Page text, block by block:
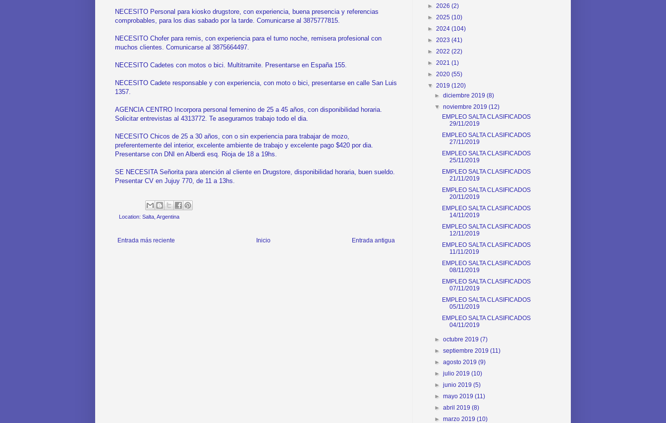
NECESITO Personal para kiosko drugstore, con experiencia, buena presencia y referencias
comprobables, para los dias sabado por la tarde. Comunicarse al 3875777815.
NECESITO Chofer para remis, con experiencia para el turno noche, remisera profesional con
muchos clientes. Comunicarse al 3875664497.
NECESITO Cadetes con motos o bici. Multitramite. Presentarse en España 155.
NECESITO Cadete responsable y con experiencia, con moto o bici, presentarse en calle San Luis
1357.
AGENCIA CENTRO Incorpora personal femenino de 25 a 45 años, con disponibilidad horaria.
Solicitar entrevistas al 4313772. Te aseguramos trabajo todo el dia.
NECESITO Chicos de 25 a 30 años, con o sin experiencia para trabajar de mozo,
preferentemente del interior, excelente ambiente de trabajo y excelente pago $420 por dia.
Presentarse con DNI en Alberdi esq. Rioja de 18 a 19hs.
SE NECESITA Señorita para atención al cliente en Drugstore, disponibilidad horaria, buen sueldo.
Presentar CV en Jujuy 770, de 11 a 13hs.
Location: Salta, Argentina
Entrada más reciente Entrada antigua
Inicio
► 2026 (2)
► 2025 (10)
► 2024 (104)
► 2023 (41)
► 2022 (22)
► 2021 (1)
► 2020 (55)
▼ 2019 (120)
►diciembre 2019(8)
▼noviembre 2019(12)
EMPLEO SALTA CLASIFICADOS
29/11/2019
EMPLEO SALTA CLASIFICADOS
27/11/2019
EMPLEO SALTA CLASIFICADOS
25/11/2019
EMPLEO SALTA CLASIFICADOS
21/11/2019
EMPLEO SALTA CLASIFICADOS
20/11/2019
EMPLEO SALTA CLASIFICADOS
14/11/2019
EMPLEO SALTA CLASIFICADOS
12/11/2019
EMPLEO SALTA CLASIFICADOS
11/11/2019
EMPLEO SALTA CLASIFICADOS
08/11/2019
EMPLEO SALTA CLASIFICADOS
07/11/2019
EMPLEO SALTA CLASIFICADOS
05/11/2019
EMPLEO SALTA CLASIFICADOS
04/11/2019
►octubre 2019(7)
►septiembre 2019(11)
►agosto 2019(9)
►julio 2019(10)
►junio 2019(5)
►mayo 2019(11)
►abril 2019(8)
►marzo 2019(10)